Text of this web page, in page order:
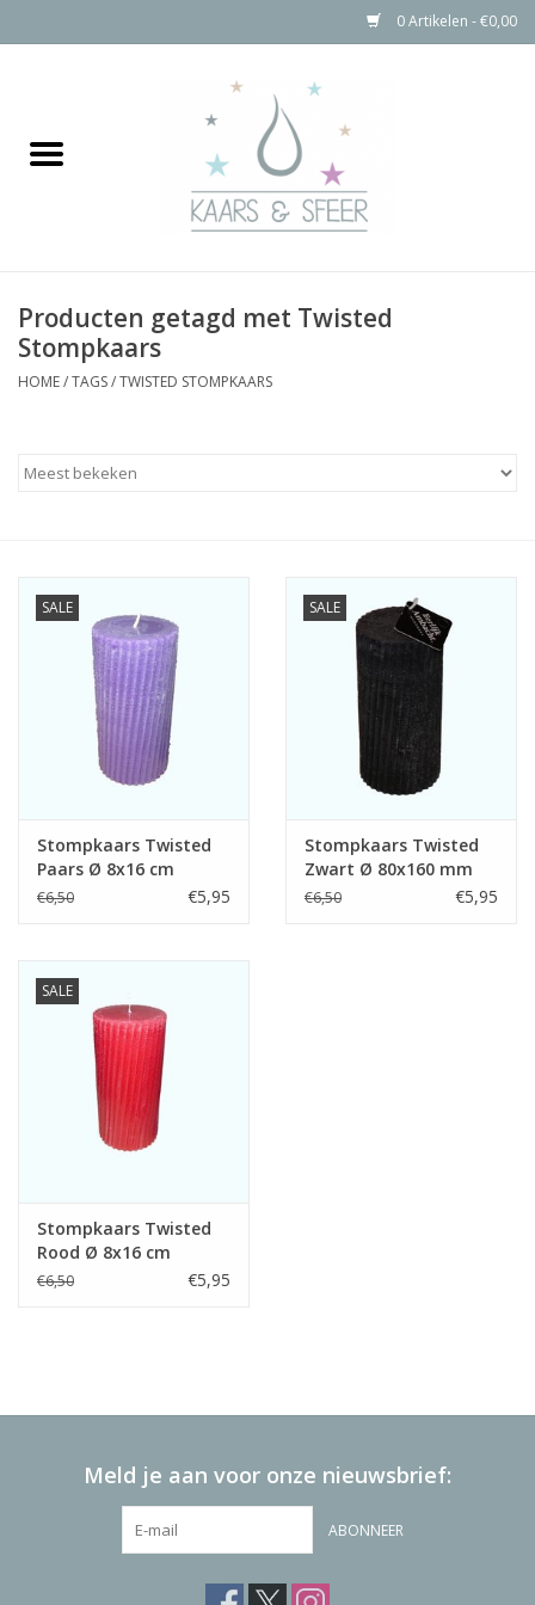
0 Artikelen - €0,00
Stompkaarsen Rustiek
Buitenkaarsen
Ecologische Kaarsen
Kerst Kaarsen
Producten getagd met Twisted
Stompkaars
HOME/TAGS/TWISTED STOMPKAARS
SALE
Stompkaars Twisted
Paars Ø 8x16 cm
€6,50 €5,95
SALE
Stompkaars Twisted
Zwart Ø 80x160 mm
€6,50 €5,95
SALE
Stompkaars Twisted
Rood Ø 8x16 cm
€6,50 €5,95
Meld je aan voor onze nieuwsbrief:
ABONNEER